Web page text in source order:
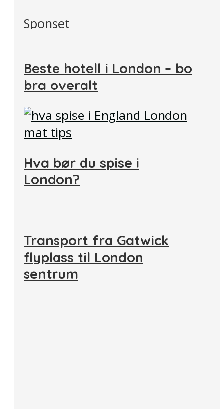
Sponset
Beste hotell i London – bo
bra overalt
Hva bør du spise i
London?
Transport fra Gatwick
flyplass til London
sentrum